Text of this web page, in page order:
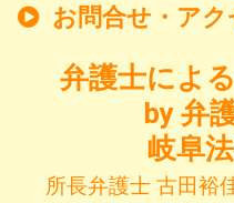
お問合せ・アク
弁護士によ
by 弁
岐阜
所長弁護士 古田裕